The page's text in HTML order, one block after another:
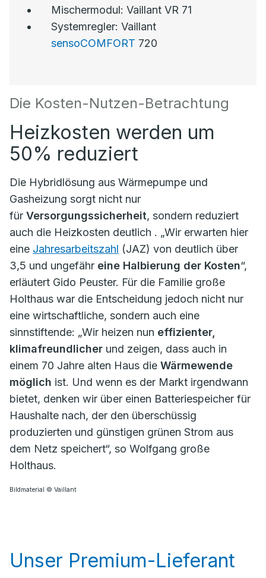
Mischermodul: Vaillant VR 71
Systemregler: Vaillant
sensoCOMFORT 720
Die Kosten-Nutzen-Betrachtung
Heizkosten werden um
50% reduziert
Die Hybridlösung aus Wärmepumpe und
Gasheizung sorgt nicht nur
für Versorgungssicherheit, sondern reduziert
auch die Heizkosten deutlich . „Wir erwarten hier
eine Jahresarbeitszahl (JAZ) von deutlich über
3,5 und ungefähr eine Halbierung der Kosten“,
erläutert Gido Peuster. Für die Familie große
Holthaus war die Entscheidung jedoch nicht nur
eine wirtschaftliche, sondern auch eine
sinnstiftende: „Wir heizen nun effizienter,
klimafreundlicher und zeigen, dass auch in
einem 70 Jahre alten Haus die Wärmewende
möglich ist. Und wenn es der Markt irgendwann
bietet, denken wir über einen Batteriespeicher für
Haushalte nach, der den überschüssig
produzierten und günstigen grünen Strom aus
dem Netz speichert“, so Wolfgang große
Holthaus.
Bildmaterial © Vaillant
Unser Premium-Lieferant